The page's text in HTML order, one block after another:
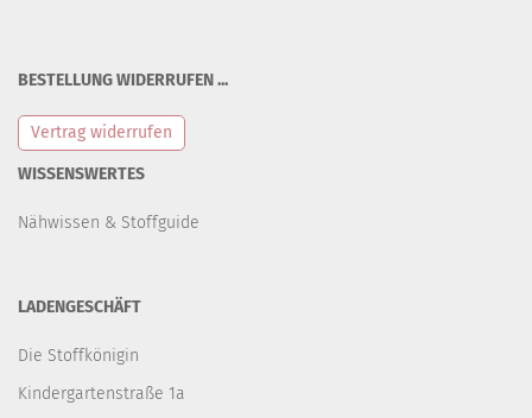
BESTELLUNG WIDERRUFEN ...
Vertrag widerrufen
WISSENSWERTES
Nähwissen & Stoffguide
LADENGESCHÄFT
Die Stoffkönigin
Kindergartenstraße 1a